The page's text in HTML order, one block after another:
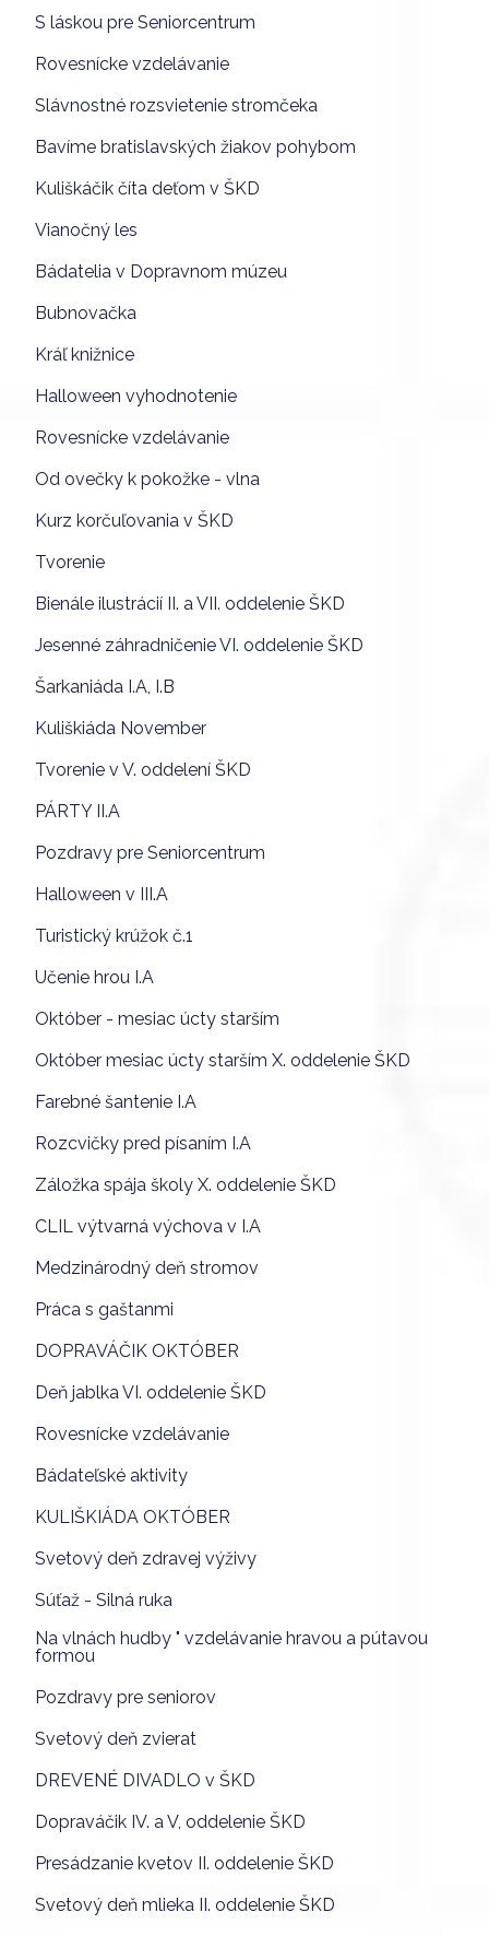
S láskou pre Seniorcentrum
Rovesnícke vzdelávanie
Slávnostné rozsvietenie stromčeka
Bavíme bratislavských žiakov pohybom
Kuliškáčik číta deťom v ŠKD
Vianočný les
Bádatelia v Dopravnom múzeu
Bubnovačka
Kráľ knižnice
Halloween vyhodnotenie
Rovesnícke vzdelávanie
Od ovečky k pokožke - vlna
Kurz korčuľovania v ŠKD
Tvorenie
Bienále ilustrácií II. a VII. oddelenie ŠKD
Jesenné záhradničenie VI. oddelenie ŠKD
Šarkaniáda I.A, I.B
Kuliškiáda November
Tvorenie v V. oddelení ŠKD
PÁRTY II.A
Pozdravy pre Seniorcentrum
Halloween v III.A
Turistický krúžok č.1
Učenie hrou I.A
Október - mesiac úcty starším
Október mesiac úcty starším X. oddelenie ŠKD
Farebné šantenie I.A
Rozcvičky pred písaním I.A
Záložka spája školy X. oddelenie ŠKD
CLIL výtvarná výchova v I.A
Medzinárodný deň stromov
Práca s gaštanmi
DOPRAVÁČIK OKTÓBER
Deň jablka VI. oddelenie ŠKD
Rovesnícke vzdelávanie
Bádateľské aktivity
KULIŠKIÁDA OKTÓBER
Svetový deň zdravej výživy
Súťaž - Silná ruka
Na vlnách hudby " vzdelávanie hravou a pútavou
formou
Pozdravy pre seniorov
Svetový deň zvierat
DREVENÉ DIVADLO v ŠKD
Dopraváčik IV. a V, oddelenie ŠKD
Presádzanie kvetov II. oddelenie ŠKD
Svetový deň mlieka II. oddelenie ŠKD